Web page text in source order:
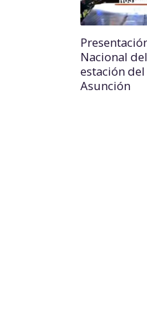
Nacional
estación
Asunción